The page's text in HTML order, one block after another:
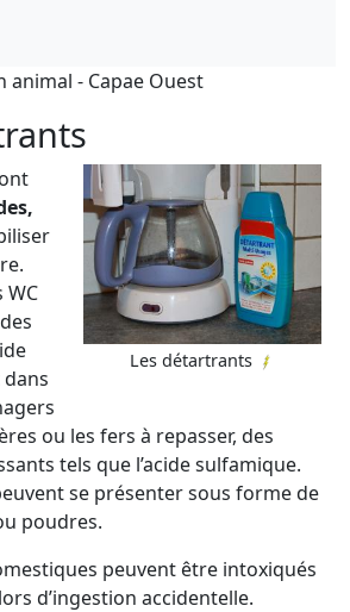
animal - Capae Ouest
Les détartrants
WC
ou les fers à repasser, des
tels que l’acide sulfamique.
se présenter sous forme de
poudres.
peuvent être intoxiqués
d’ingestion accidentelle.